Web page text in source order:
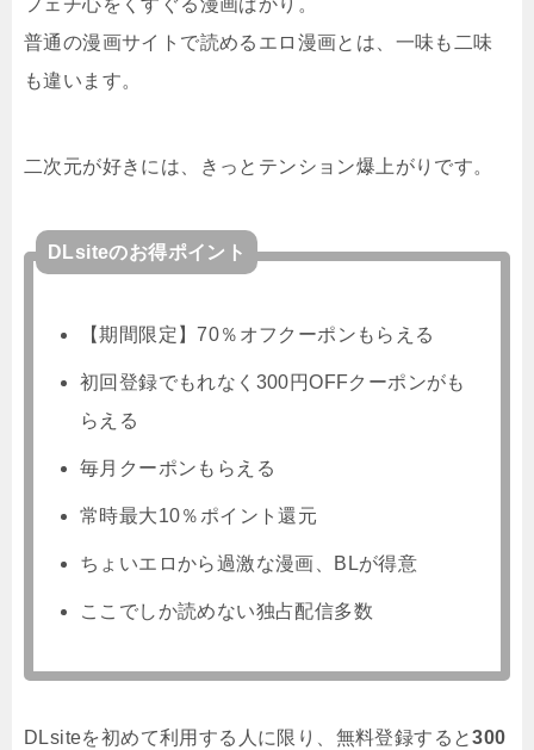
フェチ心をくすぐる漫画ばかり。
普通の漫画サイトで読めるエロ漫画とは、一味も二味
も違います。
二次元が好きには、きっとテンション爆上がりです。
DLsiteのお得ポイント
【期間限定】70％オフクーポンもらえる
初回登録でもれなく300円OFFクーポンがも
らえる
毎月クーポンもらえる
常時最大10％ポイント還元
ちょいエロから過激な漫画、BLが得意
ここでしか読めない独占配信多数
DLsiteを初めて利用する人に限り、無料登録すると300